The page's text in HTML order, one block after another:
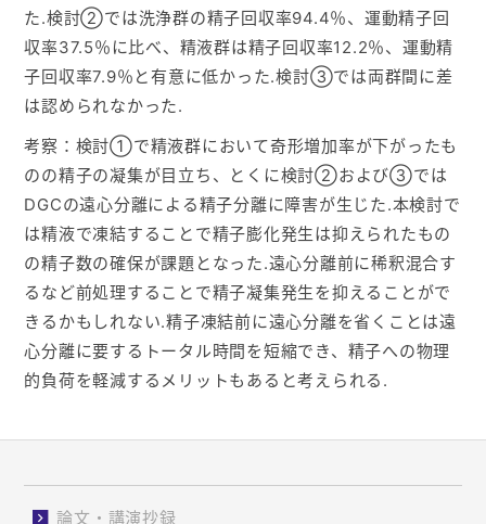
た.検討②では洗浄群の精子回収率94.4％、運動精子回
収率37.5％に比べ、精液群は精子回収率12.2％、運動精
子回収率7.9％と有意に低かった.検討③では両群間に差
は認められなかった.
考察：検討①で精液群において奇形増加率が下がったも
のの精子の凝集が目立ち、とくに検討②および③では
DGCの遠心分離による精子分離に障害が生じた.本検討で
は精液で凍結することで精子膨化発生は抑えられたもの
の精子数の確保が課題となった.遠心分離前に稀釈混合す
るなど前処理することで精子凝集発生を抑えることがで
きるかもしれない.精子凍結前に遠心分離を省くことは遠
心分離に要するトータル時間を短縮でき、精子への物理
的負荷を軽減するメリットもあると考えられる.
論文・講演抄録